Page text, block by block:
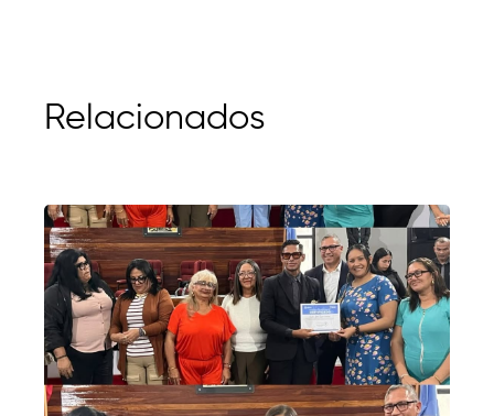
Relacionados